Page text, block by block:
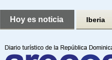
Hoy es noticia Iberia